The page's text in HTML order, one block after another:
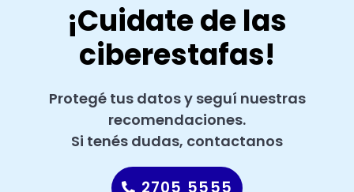
¡Cuidate de las
ciberestafas!
Protegé tus datos y seguí nuestras
recomendaciones.
Si tenés dudas, contactanos
2705 5555